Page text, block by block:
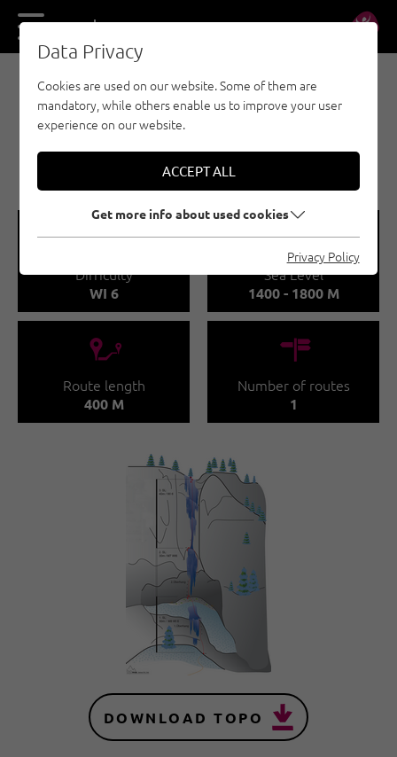
DE EN
E-BIKE & CLIMB - NAUDERS - TYROLEAN
OBERLAND - KAUNERTAL - ICE CLIMBING
GSALLFALL SUNLINE -
KAUNERTAL
🞽
Difficulty
WI 6
🞱
Sea Level
1400 - 1800 M
🔹
Route length
400 M
🍫
Number of routes
1
DOWNLOAD TOPO
Data Privacy
Cookies are used on our website. Some of them are
mandatory, while others enable us to improve your user
experience on our website.
ACCEPT ALL
Get more info about used cookies
Privacy Policy